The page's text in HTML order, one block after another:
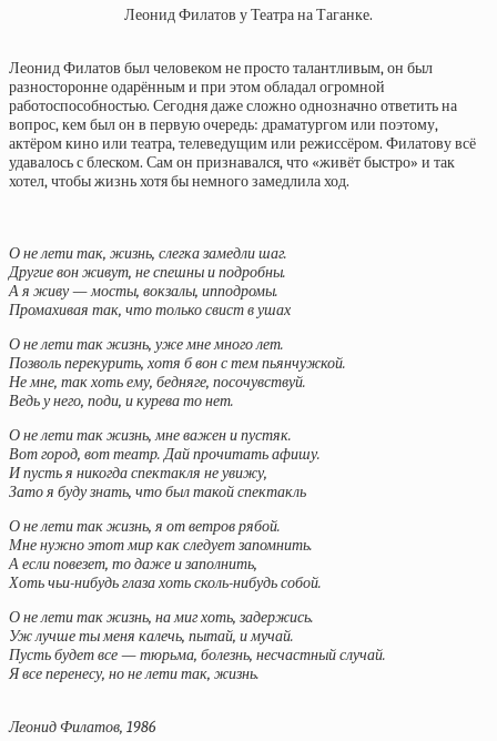
Леонид Филатов у Театра на Таганке.
Леонид Филатов был человеком не просто талантливым, он был
разносторонне одарённым и при этом обладал огромной
работоспособностью. Сегодня даже сложно однозначно ответить на
вопрос, кем был он в первую очередь: драматургом или поэтому,
актёром кино или театра, телеведущим или режиссёром. Филатову всё
удавалось с блеском. Сам он признавался, что «живёт быстро» и так
хотел, чтобы жизнь хотя бы немного замедлила ход.
О не лети так, жизнь, слегка замедли шаг.
Другие вон живут, не спешны и подробны.
А я живу — мосты, вокзалы, ипподромы.
Промахивая так, что только свист в ушах
О не лети так жизнь, уже мне много лет.
Позволь перекурить, хотя б вон с тем пьянчужкой.
Не мне, так хоть ему, бедняге, посочувствуй.
Ведь у него, поди, и курева то нет.
О не лети так жизнь, мне важен и пустяк.
Вот город, вот театр. Дай прочитать афишу.
И пусть я никогда спектакля не увижу,
Зато я буду знать, что был такой спектакль
О не лети так жизнь, я от ветров рябой.
Мне нужно этот мир как следует запомнить.
А если повезет, то даже и заполнить,
Хоть чьи-нибудь глаза хоть сколь-нибудь собой.
О не лети так жизнь, на миг хоть, задержись.
Уж лучше ты меня калечь, пытай, и мучай.
Пусть будет все — тюрьма, болезнь, несчастный случай.
Я все перенесу, но не лети так, жизнь.
Леонид Филатов, 1986